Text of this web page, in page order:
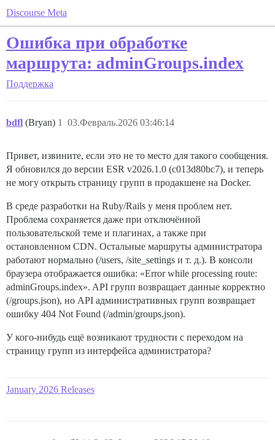
Discourse Meta
Ошибка при обработке
маршрута: adminGroups.index
Поддержка
bdfl (Bryan) 03.Февраль.2026 03:46:14
1
Привет, извините, если это не то место для такого сообщения.
Я обновился до версии ESR v2026.1.0 (c013d80bc7), и теперь
не могу открыть страницу групп в продакшене на Docker.
В среде разработки на Ruby/Rails у меня проблем нет.
Проблема сохраняется даже при отключённой
пользовательской теме и плагинах, а также при
остановленном CDN. Остальные маршруты администратора
работают нормально (/users, /site_settings и т. д.). В консоли
браузера отображается ошибка: «Error while processing route:
adminGroups.index». API групп возвращает данные корректно
(/groups.json), но API административных групп возвращает
ошибку 404 Not Found (/admin/groups.json).
У кого-нибудь ещё возникают трудности с переходом на
страницу групп из интерфейса администратора?
January 2026 Releases